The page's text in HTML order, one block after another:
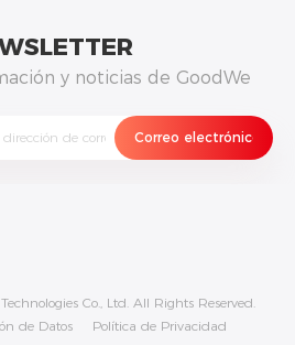
y noticias de GoodWe
Co., Ltd. All Rights Reserved.
de Datos
Política de Privacidad